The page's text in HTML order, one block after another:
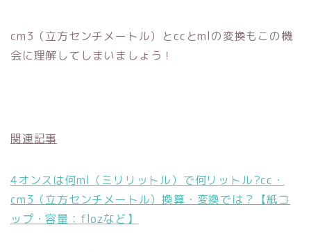
cm3（立方センチメートル）とccとmlの変換もこの機
会に理解してしまいましょう！
関連記事
4オンスは何ml（ミリリットル）で何リットル?cc・
cm3（立方センチメートル）換算・変換では？【紙コ
ップ・容量：flozなど】